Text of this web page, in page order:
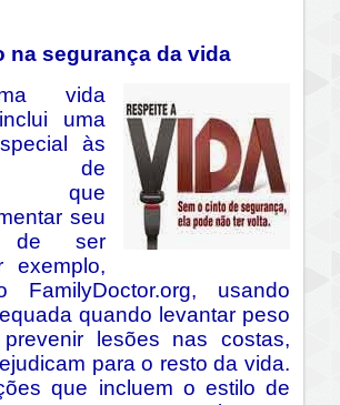
na segurança da vida
vida
uma
às
de
que
seu
de ser
exemplo,
FamilyDoctor.org, usando
quando levantar peso
lesões nas costas,
para o resto da vida.
que incluem o estilo de